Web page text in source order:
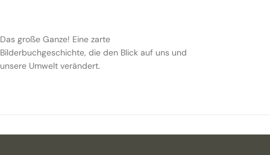
Das große Ganze! Eine zarte
Bilderbuchgeschichte, die den Blick auf uns und
unsere Umwelt verändert.